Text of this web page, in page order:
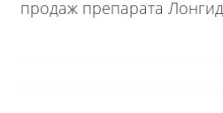
продаж препарата